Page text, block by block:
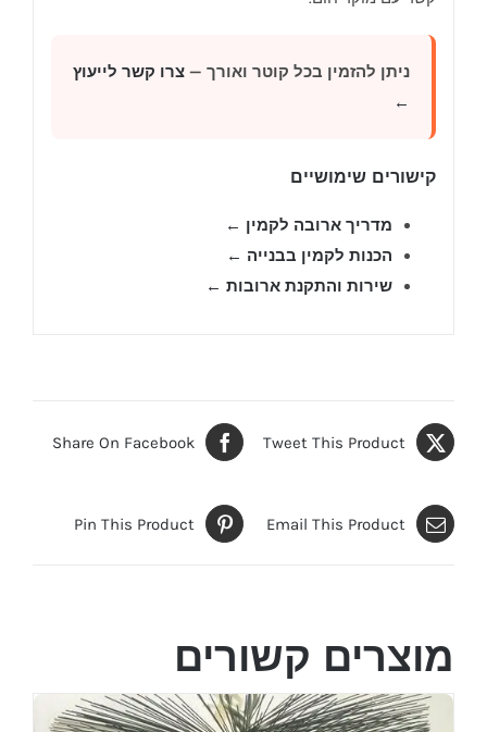
ניתן להזמין בכל קוטר ואורך — צרו קשר לייעוץ
←
קישורים שימושיים
מדריך ארובה לקמין ←
הכנות לקמין בבנייה ←
שירות והתקנת ארובות ←
Share On Facebook Tweet This Product
Pin This Product Email This Product
מוצרים קשורים